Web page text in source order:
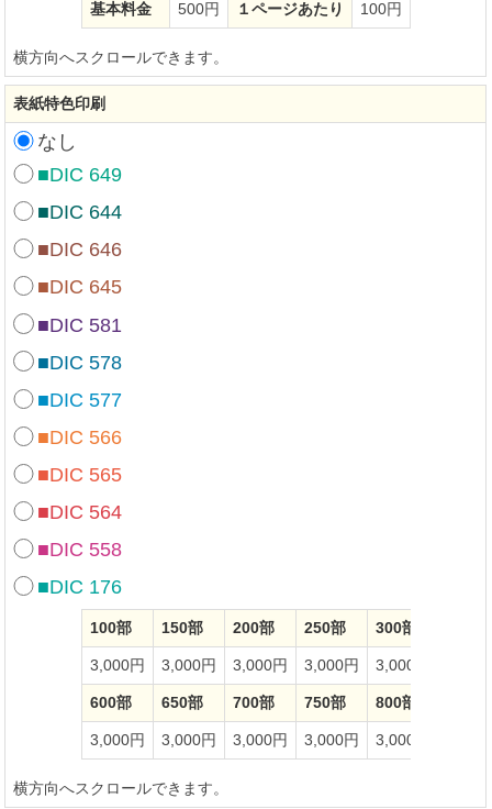
基本料金 500円 １ページあたり 100円
横方向へスクロールできます。
表紙特色印刷
なし
■DIC 649
■DIC 644
■DIC 646
■DIC 645
■DIC 581
■DIC 578
■DIC 577
■DIC 566
■DIC 565
■DIC 564
■DIC 558
■DIC 176
100部 150部 200部 250部 300部
3,000円 3,000円 3,000円 3,000円 3,000円
600部 650部 700部 750部 800部
3,000円 3,000円 3,000円 3,000円 3,000円
横方向へスクロールできます。